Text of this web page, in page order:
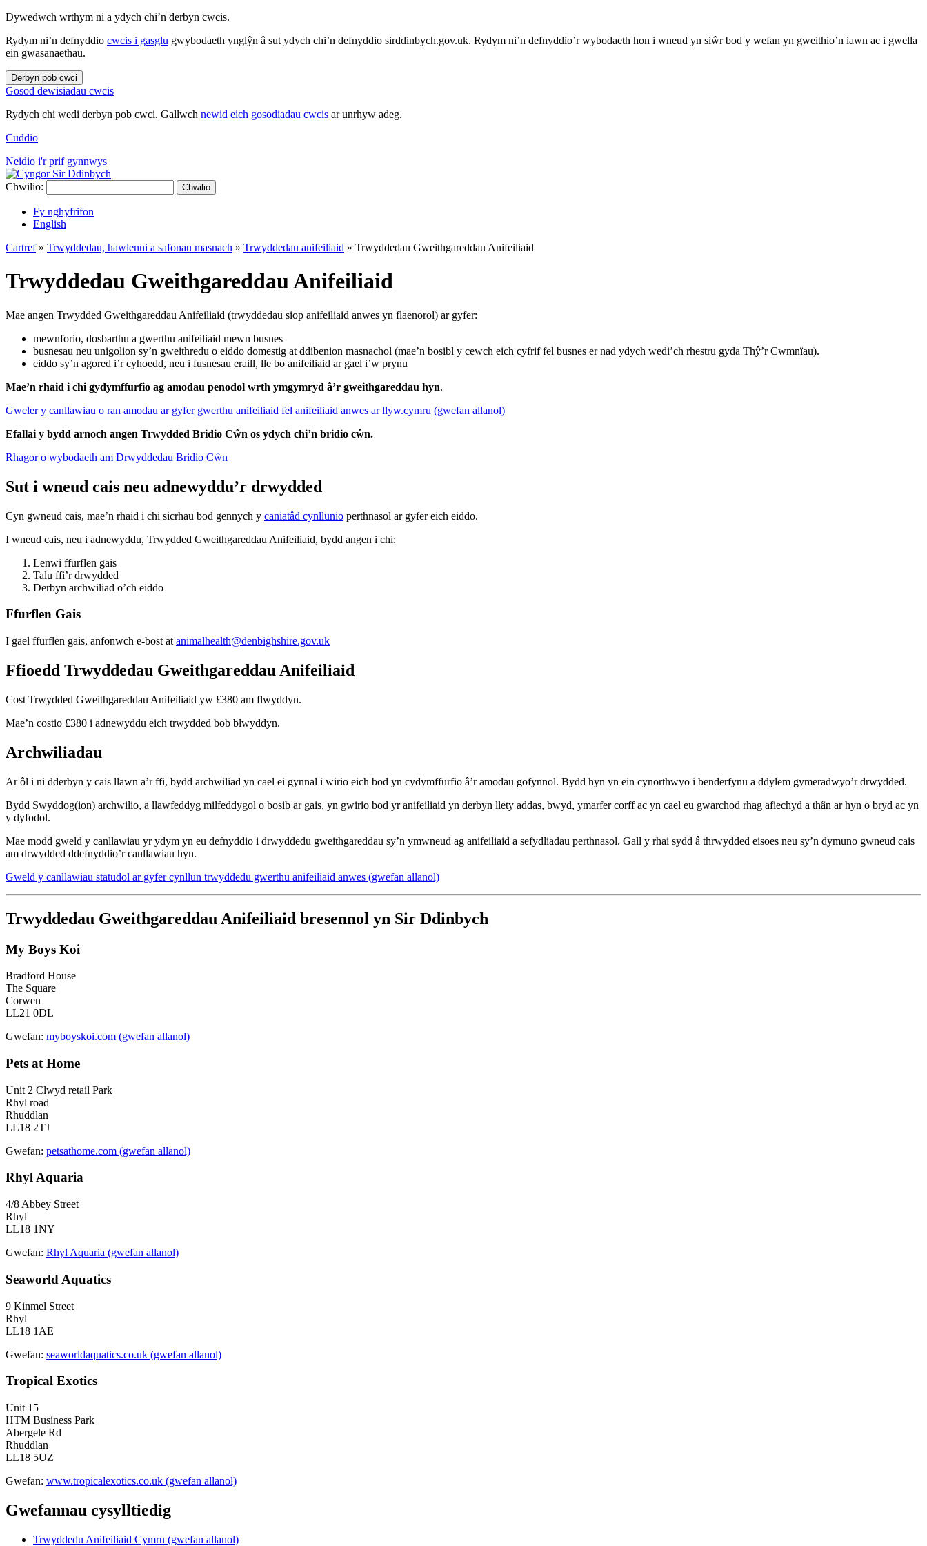
Dywedwch wrthym ni a ydych chi’n derbyn cwcis.
Rydym ni’n defnyddio cwcis i gasglu gwybodaeth ynglŷn â sut ydych chi’n defnyddio sirddinbych.gov.uk. Rydym ni’n defnyddio’r wybodaeth hon i wneud yn siŵr bod y wefan yn gweithio’n iawn ac i gwella
ein gwasanaethau.
Derbyn pob cwci
Gosod dewisiadau cwcis
Rydych chi wedi derbyn pob cwci. Gallwch newid eich gosodiadau cwcis ar unrhyw adeg.
Cuddio
Neidio i'r prif gynnwys
Chwilio: Chwilio
Fy nghyfrifon
English
Cartref» Trwyddedau, hawlenni a safonau masnach » Trwyddedau anifeiliaid » Trwyddedau Gweithgareddau Anifeiliaid
Trwyddedau Gweithgareddau Anifeiliaid
Mae angen Trwydded Gweithgareddau Anifeiliaid (trwyddedau siop anifeiliaid anwes yn flaenorol) ar gyfer:
mewnforio, dosbarthu a gwerthu anifeiliaid mewn busnes
busnesau neu unigolion sy’n gweithredu o eiddo domestig at ddibenion masnachol (mae’n bosibl y cewch eich cyfrif fel busnes er nad ydych wedi’ch rhestru gyda Thŷ’r Cwmnïau).
eiddo sy’n agored i’r cyhoedd, neu i fusnesau eraill, lle bo anifeiliaid ar gael i’w prynu
Mae’n rhaid i chi gydymffurfio ag amodau penodol wrth ymgymryd â’r gweithgareddau hyn.
Gweler y canllawiau o ran amodau ar gyfer gwerthu anifeiliaid fel anifeiliaid anwes ar llyw.cymru (gwefan allanol)
Efallai y bydd arnoch angen Trwydded Bridio Cŵn os ydych chi’n bridio cŵn.
Rhagor o wybodaeth am Drwyddedau Bridio Cŵn
Sut i wneud cais neu adnewyddu’r drwydded
Cyn gwneud cais, mae’n rhaid i chi sicrhau bod gennych y caniatâd cynllunio perthnasol ar gyfer eich eiddo.
I wneud cais, neu i adnewyddu, Trwydded Gweithgareddau Anifeiliaid, bydd angen i chi:
Lenwi ffurflen gais
Talu ffi’r drwydded
Derbyn archwiliad o’ch eiddo
Ffurflen Gais
I gael ffurflen gais, anfonwch e-bost at animalhealth@denbighshire.gov.uk
Ffioedd Trwyddedau Gweithgareddau Anifeiliaid
Cost Trwydded Gweithgareddau Anifeiliaid yw £380 am flwyddyn.
Mae’n costio £380 i adnewyddu eich trwydded bob blwyddyn.
Archwiliadau
Ar ôl i ni dderbyn y cais llawn a’r ffi, bydd archwiliad yn cael ei gynnal i wirio eich bod yn cydymffurfio â’r amodau gofynnol. Bydd hyn yn ein cynorthwyo i benderfynu a ddylem gymeradwyo’r drwydded.
Bydd Swyddog(ion) archwilio, a llawfeddyg milfeddygol o bosib ar gais, yn gwirio bod yr anifeiliaid yn derbyn llety addas, bwyd, ymarfer corff ac yn cael eu gwarchod rhag afiechyd a thân ar hyn o bryd ac yn
y dyfodol.
Mae modd gweld y canllawiau yr ydym yn eu defnyddio i drwyddedu gweithgareddau sy’n ymwneud ag anifeiliaid a sefydliadau perthnasol. Gall y rhai sydd â thrwydded eisoes neu sy’n dymuno gwneud cais
am drwydded ddefnyddio’r canllawiau hyn.
Gweld y canllawiau statudol ar gyfer cynllun trwyddedu gwerthu anifeiliaid anwes (gwefan allanol)
Trwyddedau Gweithgareddau Anifeiliaid bresennol yn Sir Ddinbych
My Boys Koi
Bradford House
The Square
Corwen
LL21 0DL
Gwefan: myboyskoi.com (gwefan allanol)
Pets at Home
Unit 2 Clwyd retail Park
Rhyl road
Rhuddlan
LL18 2TJ
Gwefan: petsathome.com (gwefan allanol)
Rhyl Aquaria
4/8 Abbey Street
Rhyl
LL18 1NY
Gwefan: Rhyl Aquaria (gwefan allanol)
Seaworld Aquatics
9 Kinmel Street
Rhyl
LL18 1AE
Gwefan: seaworldaquatics.co.uk (gwefan allanol)
Tropical Exotics
Unit 15
HTM Business Park
Abergele Rd
Rhuddlan
LL18 5UZ
Gwefan: www.tropicalexotics.co.uk (gwefan allanol)
Gwefannau cysylltiedig
Trwyddedu Anifeiliaid Cymru (gwefan allanol)